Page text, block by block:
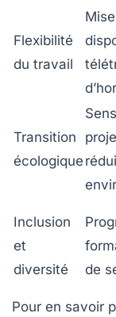
Flexibilité
du travail
Transition
écologique
Inclusion
et
diversité
de
Pour en savoir